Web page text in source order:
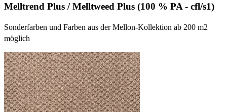
Melltrend Plus / Melltweed Plus (100 % PA - cfl/s1)
Sonderfarben und Farben aus der Mellon-Kollektion ab 200 m2
möglich